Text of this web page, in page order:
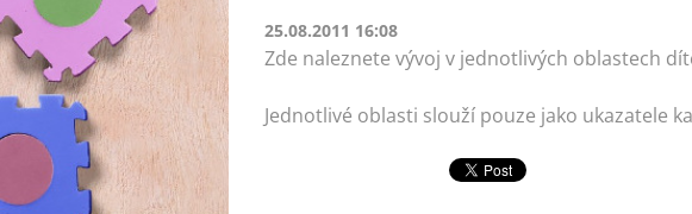
25.08.2011 16:08
Zde naleznete vývoj v jednotlivých oblastech
Jednotlivé oblasti slouží pouze jako ukazatele